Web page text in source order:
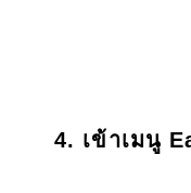
4. เข้าเมนู